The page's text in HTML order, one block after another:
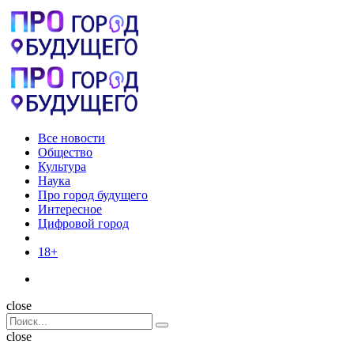
Menu
Поиск
Menu
Все новости
Общество
Культура
Наука
Про город будущего
Интересное
Цифровой город
18+
Поиск
close
Search
for:
Поиск
close